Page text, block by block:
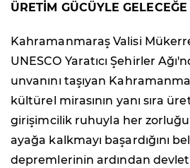
ÜRETİM GÜCÜYLE
Kahramanmaraş Valisi
UNESCO Yaratıcı Şehirler
unvanını taşıyan
kültürel mirasının yanı sıra
girişimcilik ruhuyla her
ayağa kalkmayı başardığını
depremlerinin ardından